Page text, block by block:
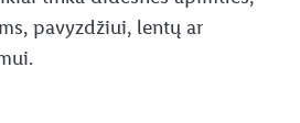
pavyzdžiui, lentų ar